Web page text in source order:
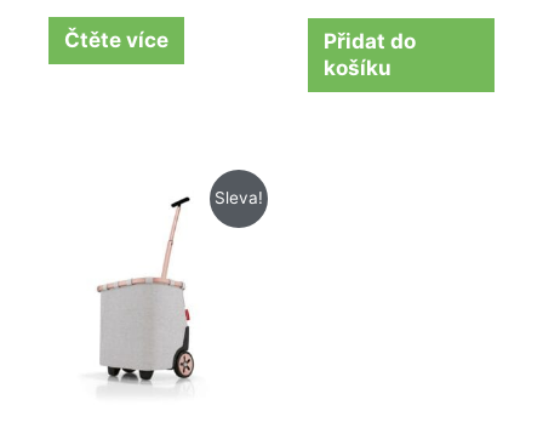
Čtěte více
Přidat do
košíku
Sleva!
cena
byla:
950 Kč.
Aktuální
cena
je: